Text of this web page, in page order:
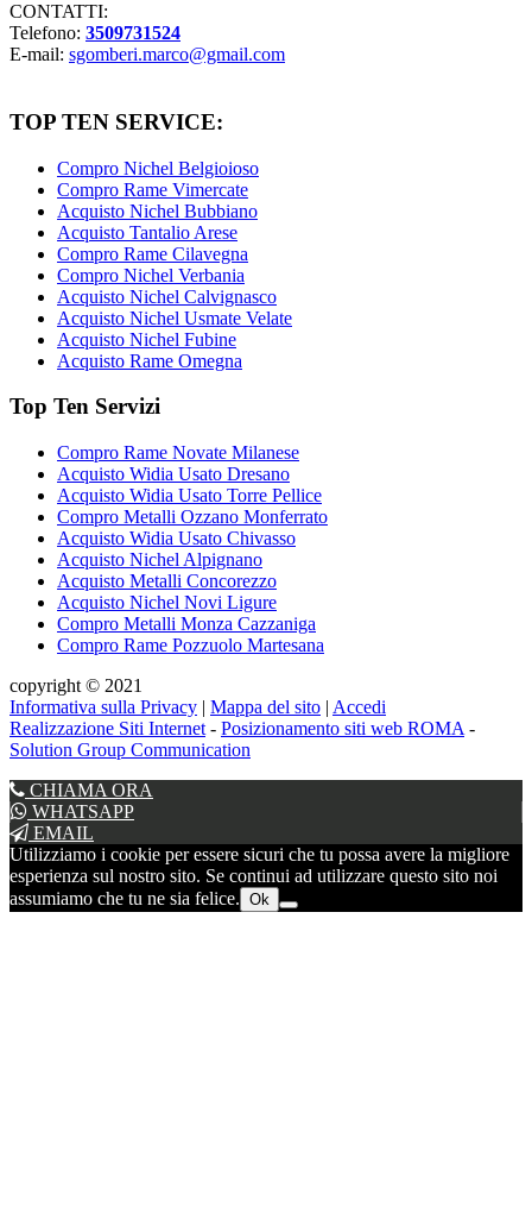
CONTATTI:
Telefono: 3509731524
E-mail: sgomberi.marco@gmail.com
TOP TEN SERVICE:
Compro Nichel Belgioioso
Compro Rame Vimercate
Acquisto Nichel Bubbiano
Acquisto Tantalio Arese
Compro Rame Cilavegna
Compro Nichel Verbania
Acquisto Nichel Calvignasco
Acquisto Nichel Usmate Velate
Acquisto Nichel Fubine
Acquisto Rame Omegna
Top Ten Servizi
Compro Rame Novate Milanese
Acquisto Widia Usato Dresano
Acquisto Widia Usato Torre Pellice
Compro Metalli Ozzano Monferrato
Acquisto Widia Usato Chivasso
Acquisto Nichel Alpignano
Acquisto Metalli Concorezzo
Acquisto Nichel Novi Ligure
Compro Metalli Monza Cazzaniga
Compro Rame Pozzuolo Martesana
copyright © 2021
Informativa sulla Privacy | Mappa del sito | Accedi
Realizzazione Siti Internet - Posizionamento siti web ROMA -
Solution Group Communication
CHIAMA ORA
WHATSAPP
EMAIL
Utilizziamo i cookie per essere sicuri che tu possa avere la migliore
esperienza sul nostro sito. Se continui ad utilizzare questo sito noi
assumiamo che tu ne sia felice. Ok